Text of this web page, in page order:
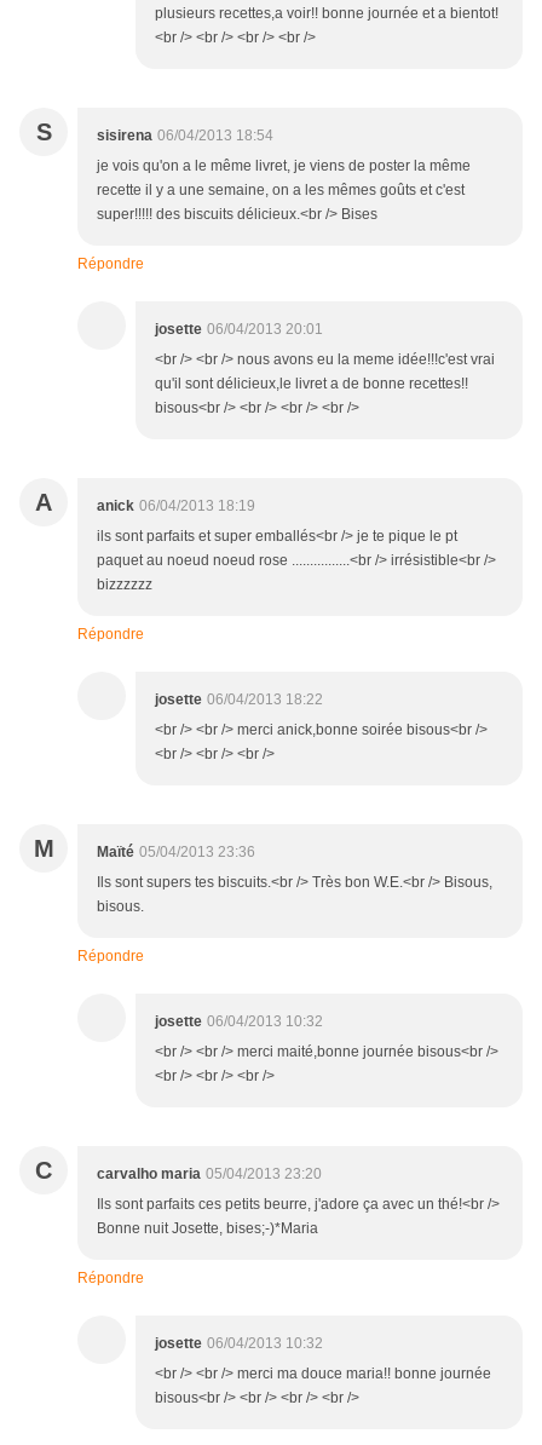
plusieurs recettes,a voir!! bonne journée et a bientot!
<br /> <br /> <br /> <br />
S sisirena 06/04/2013 18:54
je vois qu'on a le même livret, je viens de poster la même
recette il y a une semaine, on a les mêmes goûts et c'est
super!!!!! des biscuits délicieux.<br /> Bises
Répondre
josette 06/04/2013 20:01
<br /> <br /> nous avons eu la meme idée!!!c'est vrai
qu'il sont délicieux,le livret a de bonne recettes!!
bisous<br /> <br /> <br /> <br />
A anick 06/04/2013 18:19
ils sont parfaits et super emballés<br /> je te pique le pt
paquet au noeud noeud rose ................<br /> irrésistible<br />
bizzzzzz
Répondre
josette 06/04/2013 18:22
<br /> <br /> merci anick,bonne soirée bisous<br />
<br /> <br /> <br />
M Maïté 05/04/2013 23:36
Ils sont supers tes biscuits.<br /> Très bon W.E.<br /> Bisous,
bisous.
Répondre
josette 06/04/2013 10:32
<br /> <br /> merci maité,bonne journée bisous<br />
<br /> <br /> <br />
C carvalho maria 05/04/2013 23:20
Ils sont parfaits ces petits beurre, j'adore ça avec un thé!<br />
Bonne nuit Josette, bises;-)*Maria
Répondre
josette 06/04/2013 10:32
<br /> <br /> merci ma douce maria!! bonne journée
bisous<br /> <br /> <br /> <br />